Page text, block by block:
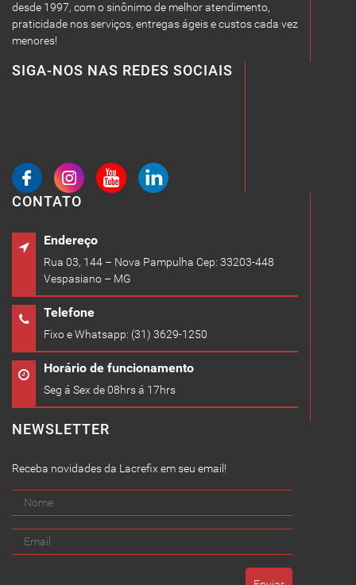
desde 1997, com o sinônimo de melhor atendimento,
praticidade nos serviços, entregas ágeis e custos cada vez
menores!
SIGA-NOS NAS REDES SOCIAIS
CONTATO
Endereço
Rua 03, 144 – Nova Pampulha Cep: 33203-448
Vespasiano – MG
Telefone
Fixo e Whatsapp: (31) 3629-1250
Horário de funcionamento
Seg á Sex de 08hrs á 17hrs
NEWSLETTER
Receba novidades da Lacrefix em seu email!